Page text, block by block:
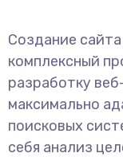
Создание
комплексный
разработку
максимально
поисковых
себя анализ